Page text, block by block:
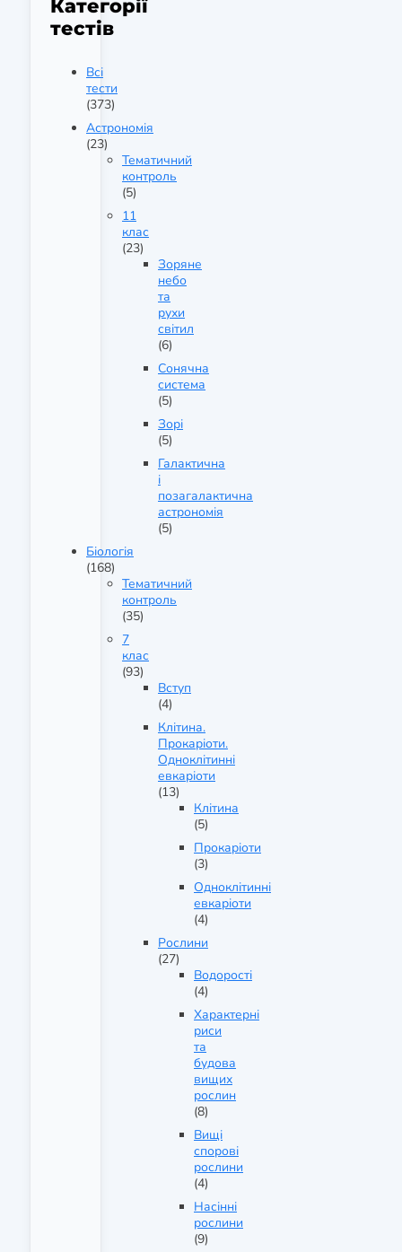
Категорії
тестів
Всі
тести
(373)
Астрономія
(23)
Тематичний
контроль
(5)
11
клас
(23)
Зоряне
небо
та
рухи
світил
(6)
Сонячна
система
(5)
Зорі
(5)
Галактична
і
позагалактична
астрономія
(5)
Біологія
(168)
Тематичний
контроль
(35)
7
клас
(93)
Вступ
(4)
Клітина.
Прокаріоти.
Одноклітинні
евкаріоти
(13)
Клітина
(5)
Прокаріоти
(3)
Одноклітинні
евкаріоти
(4)
Рослини
(27)
Водорості
(4)
Характерні
риси
та
будова
вищих
рослин
(8)
Вищі
спорові
рослини
(4)
Насінні
рослини
(9)